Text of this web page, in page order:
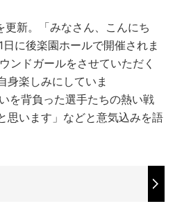
新。「みなさん、こんにち
に後楽園ホールで開催されま
ンドガールをさせていただく
身楽しみにしていま
を背負った選手たちの熱い戦
思います」などと意気込みを語